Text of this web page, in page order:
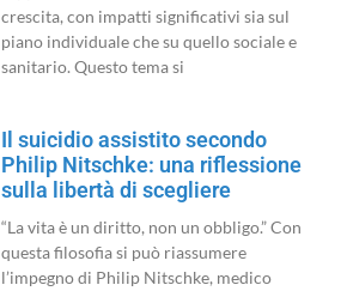
crescita, con impatti significativi sia sul
piano individuale che su quello sociale e
sanitario. Questo tema si
Il suicidio assistito secondo
Philip Nitschke: una riflessione
sulla libertà di scegliere
“La vita è un diritto, non un obbligo.” Con
questa filosofia si può riassumere
l’impegno di Philip Nitschke, medico